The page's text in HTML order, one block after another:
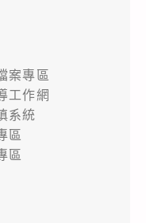
案專區
工作網
系統
區
區